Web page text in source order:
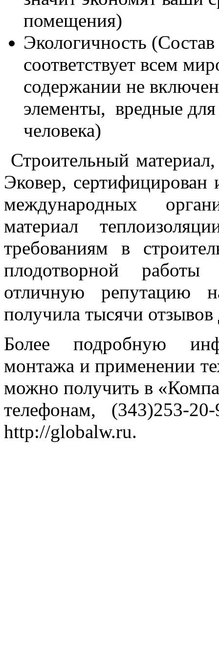
помещения)
Экологичность
соответствует всем
содержании не
элементы, вредные для
человека)
Строительный
Эковер,
международных
материал
требованиям в
плодотворной
отличную репутацию
получила тысячи
Более подробную
монтажа и применении
можно получить в
телефонам, (343)253-
http://globalw.ru.